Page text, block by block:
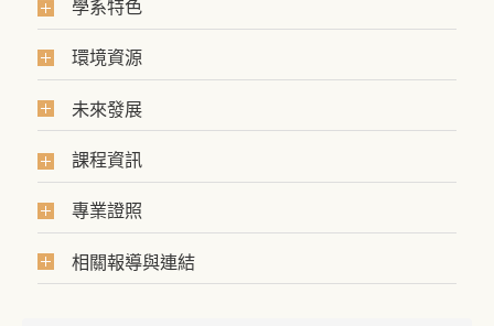
學系特色
環境資源
未來發展
課程資訊
專業證照
相關報導與連結